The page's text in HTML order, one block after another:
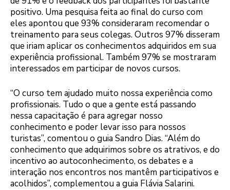
positivo. Uma pesquisa feita ao final do curso com
eles apontou que 93% consideraram recomendar o
treinamento para seus colegas. Outros 97% disseram
que iriam aplicar os conhecimentos adquiridos em sua
experiência profissional. Também 97% se mostraram
interessados em participar de novos cursos.
“O curso tem ajudado muito nossa experiência como
profissionais. Tudo o que a gente está passando
nessa capacitação é para agregar nosso
conhecimento e poder levar isso para nossos
turistas”, comentou o guia Sandro Dias. “Além do
conhecimento que adquirimos sobre os atrativos, e do
incentivo ao autoconhecimento, os debates e a
interação nos encontros nos mantêm participativos e
acolhidos”, complementou a guia Flávia Salarini.